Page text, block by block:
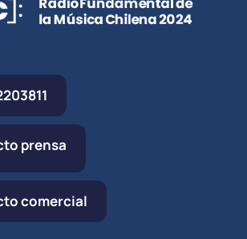
prensa
comercial